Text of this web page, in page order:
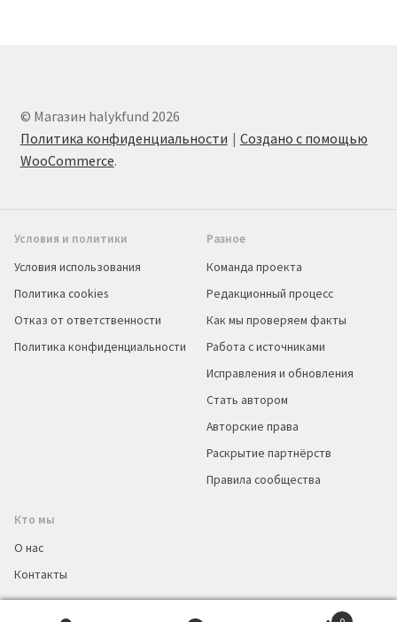
© Магазин halykfund 2026
Политика конфиденциальности
Создано с помощью
WooCommerce.
Условия и политики
Условия использования
Политика cookies
Отказ от ответственности
Политика конфиденциальности
Разное
Команда проекта
Редакционный процесс
Как мы проверяем факты
Работа с источниками
Исправления и обновления
Стать автором
Авторские права
Раскрытие партнёрств
Правила сообщества
Кто мы
О нас
Контакты